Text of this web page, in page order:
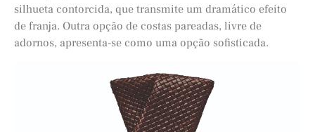
silhueta contorcida, que transmite um dramático efeito
de franja. Outra opção de costas pareadas, livre de
adornos, apresenta-se como uma opção sofisticada.